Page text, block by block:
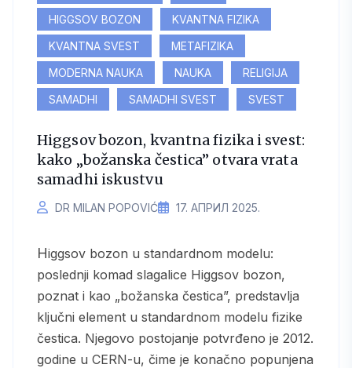
HIGGSOV BOZON
KVANTNA FIZIKA
KVANTNA SVEST
METAFIZIKA
MODERNA NAUKA
NAUKA
RELIGIJA
SAMADHI
SAMADHI SVEST SVEST
Higgsov bozon, kvantna fizika i svest:
kako „božanska čestica” otvara vrata
samadhi iskustvu
DR MILAN POPOVIĆ 17. АПРИЛ 2025.
Higgsov bozon u standardnom modelu:
poslednji komad slagalice Higgsov bozon,
poznat i kao „božanska čestica”, predstavlja
ključni element u standardnom modelu fizike
čestica. Njegovo postojanje potvrđeno je 2012.
godine u CERN-u, čime je konačno popunjena